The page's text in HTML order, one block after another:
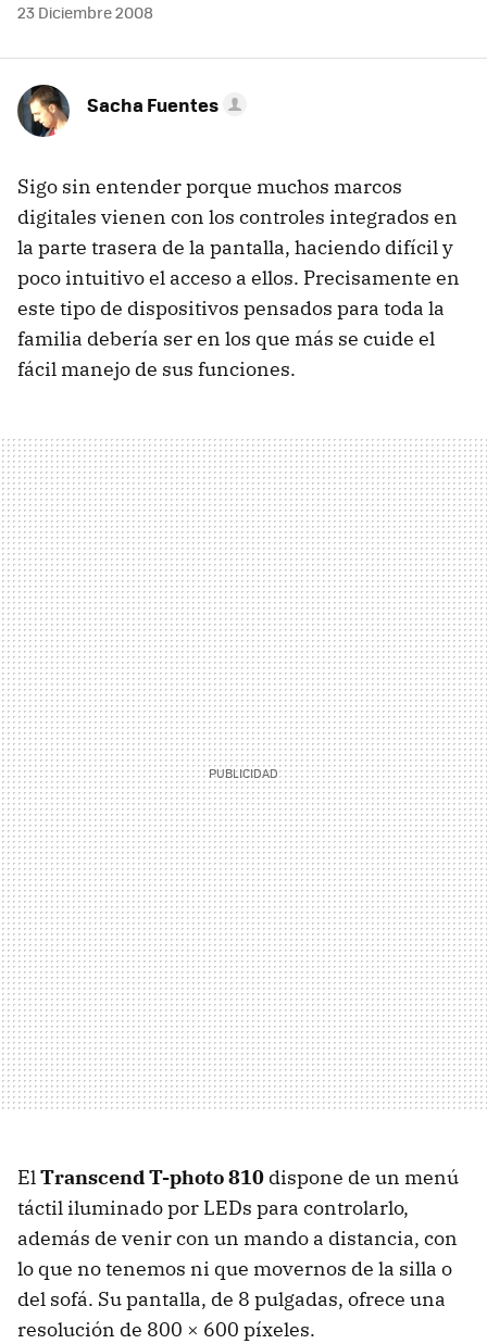
23 Diciembre 2008
Sacha Fuentes
Sigo sin entender porque muchos marcos
digitales vienen con los controles integrados en
la parte trasera de la pantalla, haciendo difícil y
poco intuitivo el acceso a ellos. Precisamente en
este tipo de dispositivos pensados para toda la
familia debería ser en los que más se cuide el
fácil manejo de sus funciones.
ElTranscend T-photo 810 dispone de un menú
táctil iluminado por LEDs para controlarlo,
además de venir con un mando a distancia, con
lo que no tenemos ni que movernos de la silla o
del sofá. Su pantalla, de 8 pulgadas, ofrece una
resolución de 800 × 600 píxeles.